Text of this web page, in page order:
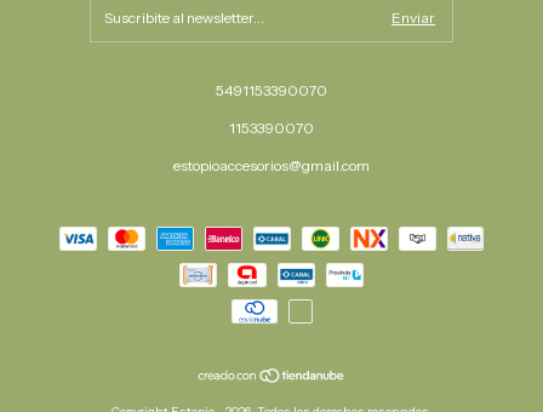
5491153390070
1153390070
estopioaccesorios@gmail.com